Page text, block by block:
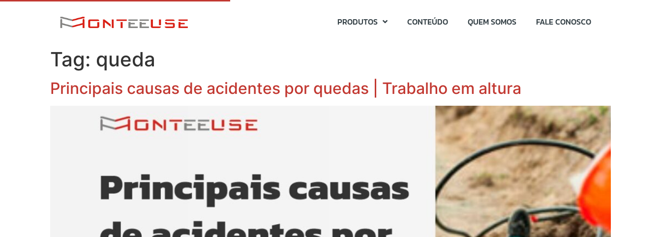
PRODUTOS CONTEÚDO QUEM SOMOS FALE CONOSCO
Tag: queda
Principais causas de acidentes por quedas | Trabalho em altura